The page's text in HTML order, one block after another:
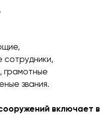
сотрудники,
грамотные
звания.
включает в